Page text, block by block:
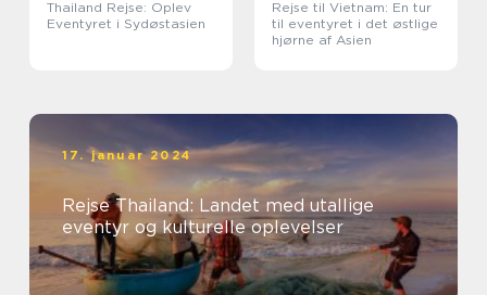
Thailand Rejse: Oplev
Eventyret i Sydøstasien
Rejse til Vietnam: En tur
til eventyret i det østlige
hjørne af Asien
17. januar 2024
Rejse Thailand: Landet med utallige
eventyr og kulturelle oplevelser